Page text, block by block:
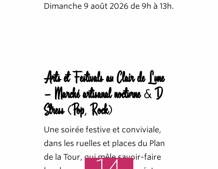
Dimanche 9 août 2026 de 9h à 13h.
Arts et Festivals au Clair de Lune
- Marché artisanal nocturne & D
Stress (Pop, Rock)
Une soirée festive et conviviale,
dans les ruelles et places du Plan
de la Tour, qui mêle savoir-faire